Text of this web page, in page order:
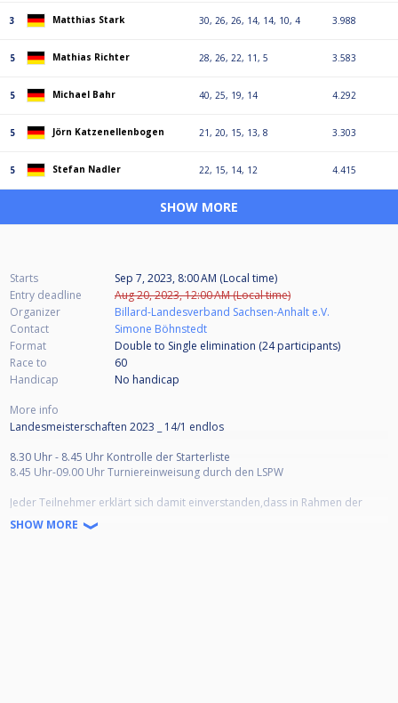
3 Matthias Stark 30, 26, 26, 14, 14, 10, 4 3.988
5 Mathias Richter 28, 26, 22, 11, 5 3.583
5 Michael Bahr 40, 25, 19, 14 4.292
5 Jörn Katzenellenbogen 21, 20, 15, 13, 8 3.303
5 Stefan Nadler 22, 15, 14, 12 4.415
SHOW MORE
Starts
Sep 7, 2023, 8:00 AM (Local time)
Entry deadline
Aug 20, 2023, 12:00 AM (Local time)
Organizer
Billard-Landesverband Sachsen-Anhalt e.V.
Contact
Simone Böhnstedt
Format
Double to Single elimination (24participants)
Race to
60
Handicap
No handicap
More info
Landesmeisterschaften 2023 _ 14/1 endlos
8.30 Uhr - 8.45 Uhr Kontrolle der Starterliste
8.45 Uhr-09.00 Uhr Turniereinweisung durch den LSPW
Jeder Teilnehmer erklärt sich damit einverstanden,dass in Rahmen der
Veranstaltung Bilder (bzw. Videoaufnahmen) veröffentlicht werden können.
SHOW MORE